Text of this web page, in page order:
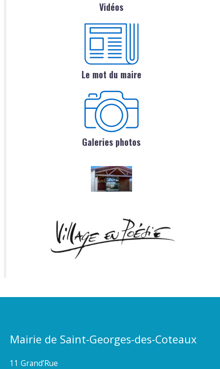
Vidéos
Le mot du maire
Galeries photos
Mairie de Saint-Georges-des-Coteaux
11 Grand’Rue